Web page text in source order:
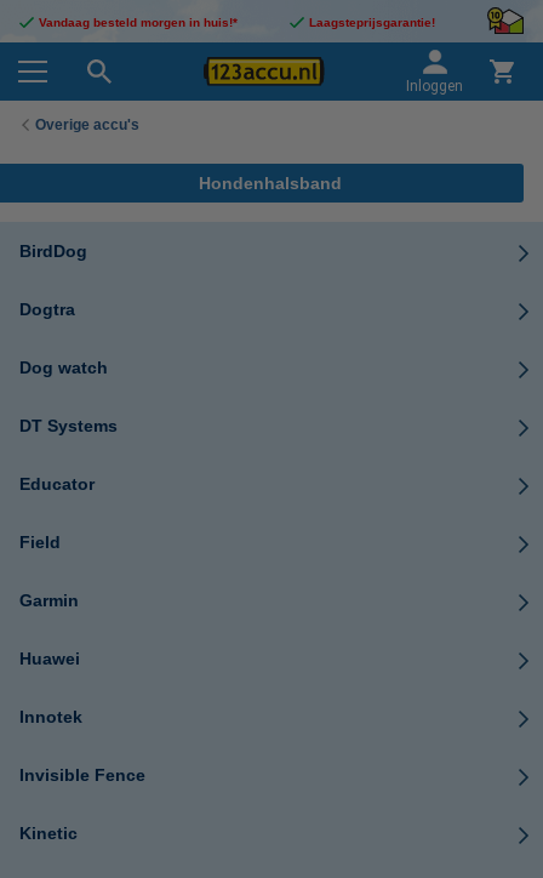
Vandaag besteld morgen in huis!* Laagsteprijsgarantie!
Inloggen
Overige accu's
Hondenhalsband
BirdDog
Dogtra
Dog watch
DT Systems
Educator
Field
Garmin
Huawei
Innotek
Invisible Fence
Kinetic